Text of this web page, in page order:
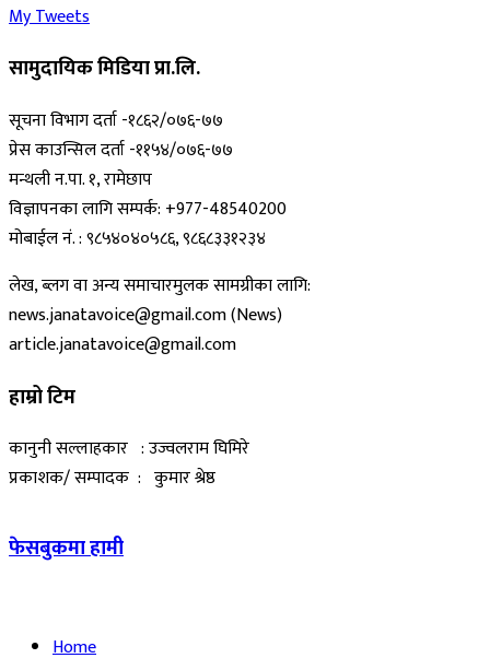
My Tweets
सामुदायिक मिडिया प्रा.लि.
सूचना विभाग दर्ता -१८६२/०७६-७७
प्रेस काउन्सिल दर्ता -११५४/०७६-७७
मन्थली न.पा. १, रामेछाप
विज्ञापनका लागि सम्पर्क: +977-48540200
मोबाईल नं. : ९८५४०४०५८६, ९८६८३३१२३४
लेख, ब्लग वा अन्य समाचारमुलक सामग्रीका लागि:
news.janatavoice@gmail.com (News)
article.janatavoice@gmail.com
हाम्रो टिम
कानुनी सल्लाहकार : उज्वलराम घिमिरे
प्रकाशक/ सम्पादक : कुमार श्रेष्ठ
फेसबुकमा हामी
Home